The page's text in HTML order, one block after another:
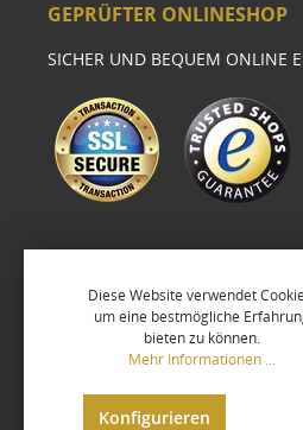
GEPRÜFTER ONLINESHOP
SICHER UND BEQUEM ONLINE
Diese Website verwendet
um eine bestmögliche
bieten zu können.
Mehr Informationen ...
Konfigurieren